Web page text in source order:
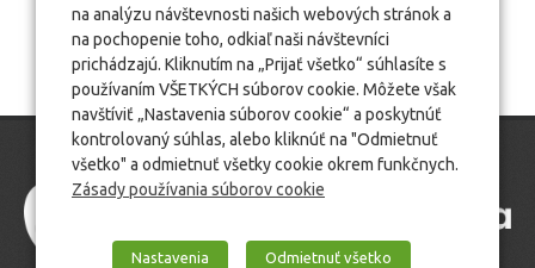
na analýzu návštevnosti našich webových stránok a
na pochopenie toho, odkiaľ naši návštevníci
prichádzajú. Kliknutím na „Prijať všetko“ súhlasíte s
používaním VŠETKÝCH súborov cookie. Môžete však
navštíviť „Nastavenia súborov cookie“ a poskytnúť
kontrolovaný súhlas, alebo kliknúť na "Odmietnuť
všetko" a odmietnuť všetky cookie okrem funkčnych.
Zásady používania súborov cookie
Nastavenia Odmietnuť všetko